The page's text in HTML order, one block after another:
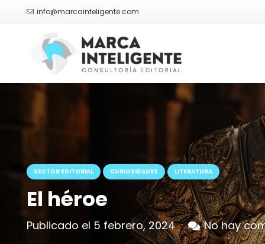
info@marcainteligente.com
SECTOR EDITORIAL CURIOSIDADES LITERATURA
El héroe
Publicado el 5 febrero, 2024 No hay